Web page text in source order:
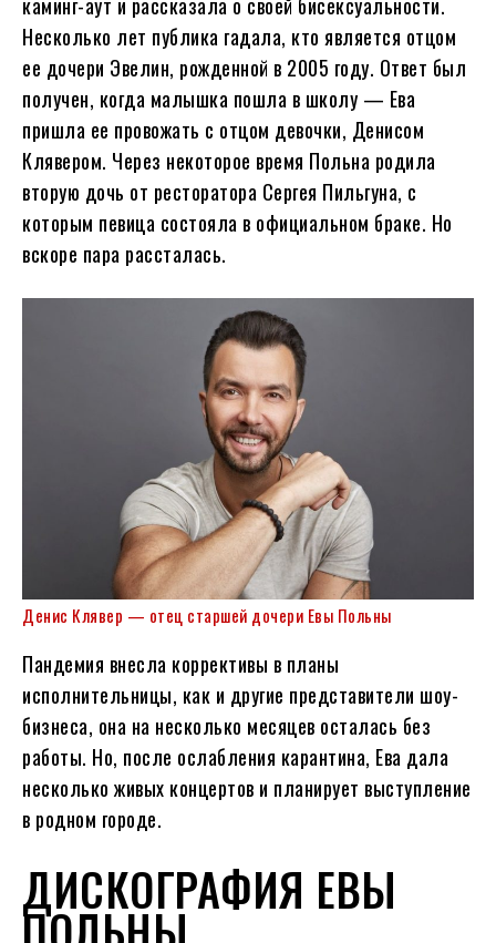
Несколько лет публика гадала, кто является отцом
ее дочери Эвелин, рожденной в 2005 году. Ответ был
получен, когда малышка пошла в школу — Ева
пришла ее провожать с отцом девочки, Денисом
Клявером. Через некоторое время Польна родила
вторую дочь от ресторатора Сергея Пильгуна, с
которым певица состояла в официальном браке. Но
вскоре пара рассталась.
Денис Клявер — отец старшей дочери Евы Польны
Пандемия внесла коррективы в планы
исполнительницы, как и другие представители шоу-
бизнеса, она на несколько месяцев осталась без
работы. Но, после ослабления карантина, Ева дала
несколько живых концертов и планирует выступление
в родном городе.
ДИСКОГРАФИЯ ЕВЫ